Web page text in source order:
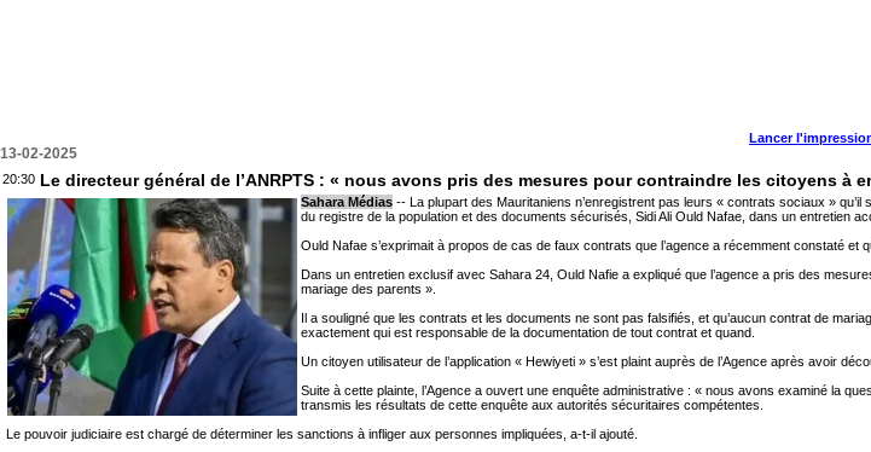
Lancer
13-02-2025
20:30 Le directeur général de l’ANRPTS : « nous avons pris des mesures pour contraindre les citoyens à
Sahara Médias -- La plupart des Mauritaniens n’enregistrent pas leurs « contrats sociaux »
du registre de la population et des documents sécurisés, Sidi Ali Ould Nafae, dans un entretien
Ould Nafae s’exprimait à propos de cas de faux contrats que l’agence a récemment constaté
Dans un entretien exclusif avec Sahara 24, Ould Nafie a expliqué que l’agence a pris des
mariage des parents ».
Il a souligné que les contrats et les documents ne sont pas falsifiés, et qu’aucun contrat de
exactement qui est responsable de la documentation de tout contrat et quand.
Un citoyen utilisateur de l’application « Hewiyeti » s’est plaint auprès de l’Agence après avoir
Suite à cette plainte, l’Agence a ouvert une enquête administrative : « nous avons examiné la
transmis les résultats de cette enquête aux autorités sécuritaires compétentes.
Le pouvoir judiciaire est chargé de déterminer les sanctions à infliger aux personnes impliquées, a-t-il ajouté.